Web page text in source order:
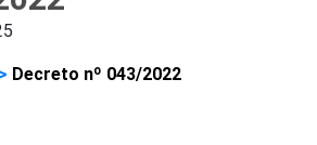
Decreto nº 043/2022